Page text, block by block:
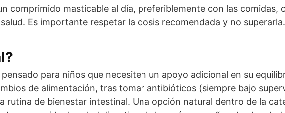
comprimido masticable al día, preferiblemente con las comidas,
Es importante respetar la dosis recomendada y no superarla.
para niños que necesiten un apoyo adicional en su
de alimentación, tras tomar antibióticos (siempre bajo
rutina de bienestar intestinal. Una opción natural dentro de la